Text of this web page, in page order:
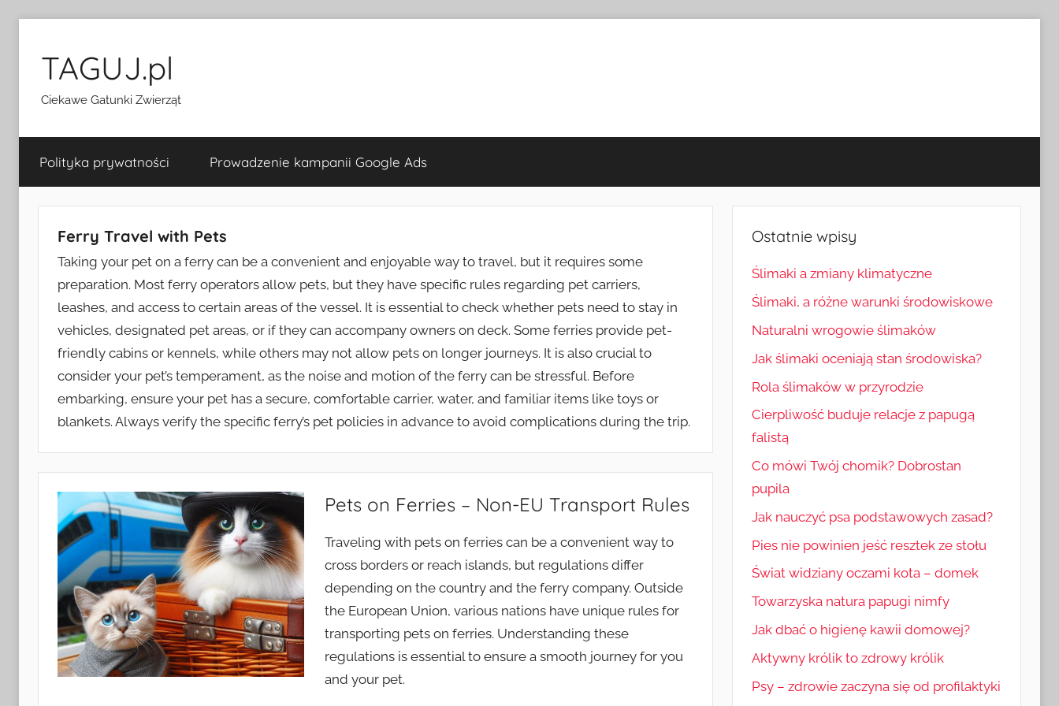
treściTAGUJ.pl
Ciekawe Gatunki Zwierząt
Polityka prywatności Prowadzenie kampanii Google Ads
Ferry Travel with Pets
Taking your pet on a ferry can be a convenient and enjoyable way to travel, but it requires some
preparation. Most ferry operators allow pets, but they have specific rules regarding pet carriers,
leashes, and access to certain areas of the vessel. It is essential to check whether pets need to stay in
vehicles, designated pet areas, or if they can accompany owners on deck. Some ferries provide pet-
friendly cabins or kennels, while others may not allow pets on longer journeys. It is also crucial to
consider your pet’s temperament, as the noise and motion of the ferry can be stressful. Before
embarking, ensure your pet has a secure, comfortable carrier, water, and familiar items like toys or
blankets. Always verify the specific ferry’s pet policies in advance to avoid complications during the trip.
Pets on Ferries – Non-EU Transport Rules
Traveling with pets on ferries can be a convenient way to
cross borders or reach islands, but regulations differ
depending on the country and the ferry company. Outside
the European Union, various nations have unique rules for
transporting pets on ferries. Understanding these
regulations is essential to ensure a smooth journey for you
and your pet.
Ostatnie wpisy
Ślimaki a zmiany klimatyczne
Ślimaki, a różne warunki środowiskowe
Naturalni wrogowie ślimaków
Jak ślimaki oceniają stan środowiska?
Rola ślimaków w przyrodzie
Cierpliwość buduje relacje z papugą
falistą
Co mówi Twój chomik? Dobrostan
pupila
Jak nauczyć psa podstawowych zasad?
Pies nie powinien jeść resztek ze stołu
Świat widziany oczami kota – domek
Towarzyska natura papugi nimfy
Jak dbać o higienę kawii domowej?
Aktywny królik to zdrowy królik
Psy – zdrowie zaczyna się od profilaktyki